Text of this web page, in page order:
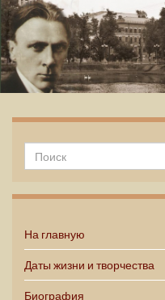
На главную
Даты жизни и творчества
Биография